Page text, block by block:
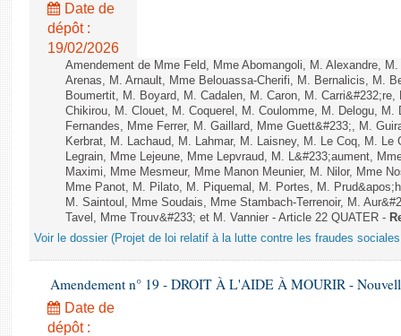
Date de
dépôt :
19/02/2026
Amendement de Mme Feld, Mme Abomangoli, M. Alexandre,
Arenas, M. Arnault, Mme Belouassa-Cherifi, M. Bernalicis, M.
Boumertit, M. Boyard, M. Cadalen, M. Caron, M.
Chikirou, M. Clouet, M. Coquerel, M. Coulomme, M. Delogu, M.
Fernandes, Mme Ferrer, M. Gaillard, Mme Guett&#233;, M.
Kerbrat, M. Lachaud, M. Lahmar, M. Laisney, M. Le Coq, M. Le
Legrain, Mme Lejeune, Mme Lepvraud, M. L&#233;aument,
Maximi, Mme Mesmeur, Mme Manon Meunier, M. Nilor, Mme
Mme Panot, M. Pilato, M. Piquemal, M. Portes, M.
M. Saintoul, Mme Soudais, Mme Stambach-Terrenoir, M.
Tavel, Mme Trouv&#233; et M. Vannier - Article 22 QUATER -
Voir le dossier (Projet de loi relatif à la lutte contre les fraudes
Amendement n° 19 - DROIT À L'AIDE À MOURIR -
Date de
dépôt :